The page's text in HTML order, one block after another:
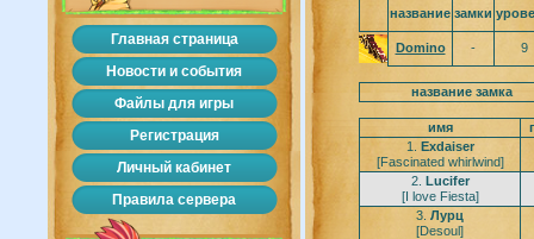
название замки
Domino - 9
название замка
имя
1. Exdaiser
[Fascinated whirlwind]
2. Lucifer
[I love Fiesta]
3. Лурц
[Desoul]
Главная страница
Новости и события
Файлы для игры
Регистрация
Личный кабинет
Правила сервера